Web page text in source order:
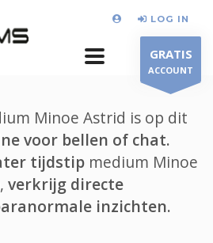
LOG IN
GRATIS
ACCOUNT
Minoe Astrid is op dit
voor bellen of chat.
tijdstip medium Minoe
verkrijg directe
inzichten.